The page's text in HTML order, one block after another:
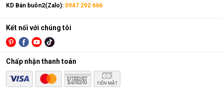
KD Bán buôn2(Zalo): 0947 292 666
Kết nối với chúng tôi
Chấp nhận thanh toán